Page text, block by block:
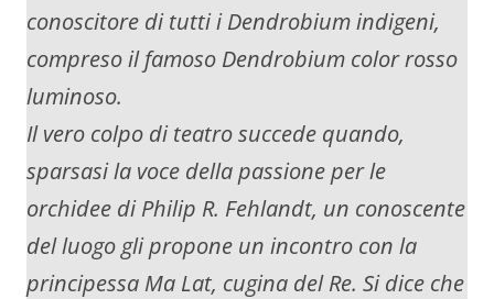
conoscitore di tutti i Dendrobium indigeni,
compreso il famoso Dendrobium color rosso
luminoso.
Il vero colpo di teatro succede quando,
sparsasi la voce della passione per le
orchidee di Philip R. Fehlandt, un conoscente
del luogo gli propone un incontro con la
principessa Ma Lat, cugina del Re. Si dice che